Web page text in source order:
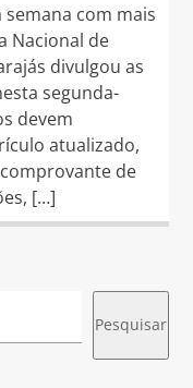
semana com mais
Nacional de
divulgou as
segunda-
devem
atualizado,
comprovante de
[…]
Pesquisar